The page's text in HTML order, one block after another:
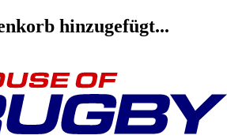
hinzugefügt...